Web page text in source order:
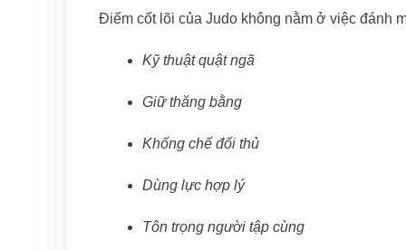
Điểm cốt lõi của Judo không nằm ở việc đánh
Kỹ thuật quật ngã
Giữ thăng bằng
Khống chế đối thủ
Dùng lực hợp lý
Tôn trọng người tập cùng